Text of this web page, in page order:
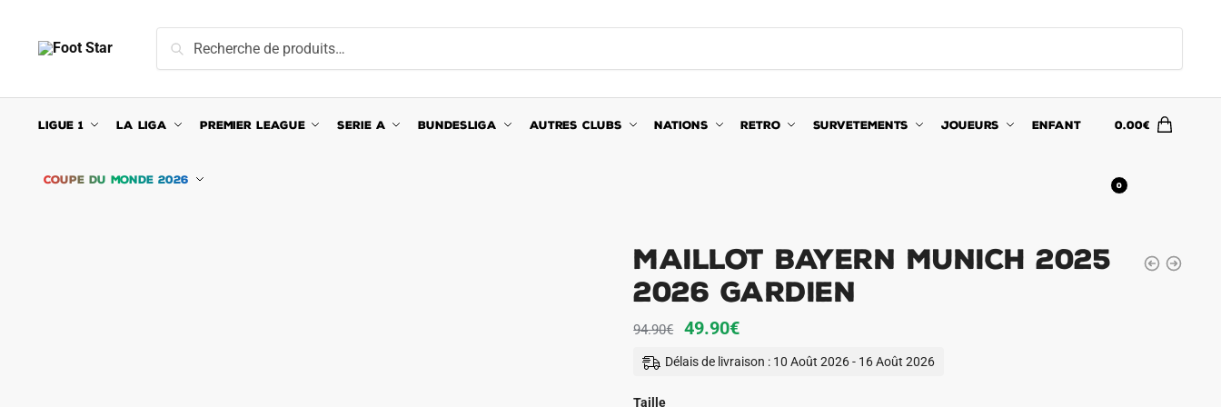
navigation
content
pour :
Recherche
LIGUE 1 LA LIGA PREMIER LEAGUE SERIE A BUNDESLIGA AUTRES CLUBS NATIONS RETRO SURVETEMENTS JOUEURS ENFANT
COUPE DU MONDE 2026
0.00€
0
Maillot Bayern Munich 2025
2026 Gardien
94.90€
Le
prix
49.90€Le
prix
Délais de livraison : 10 Août 2026 - 16 Août 2026
Taille